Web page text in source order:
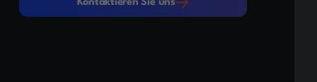
Kontaktieren Sie uns